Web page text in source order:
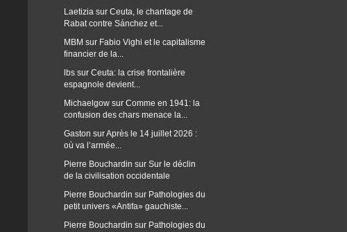
Laetizia sur Ceuta, le chantage de
Rabat contre Sánchez et...
MBM sur Fabio Vighi et le capitalisme
financier de la...
lbs sur Ceuta: la crise frontalière
espagnole devient...
Michaelgow sur Comme en 1941: la
confusion des chars menace la...
Gaston surAprès le 14 juillet 2026 :
où va l’armée...
Pierre Bouchardin sur Sur le déclin
de la civilisation occidentale
Pierre Bouchardin sur Pathologies du
petit univers «Antifa» gauchiste...
Pierre Bouchardin sur Pathologies du